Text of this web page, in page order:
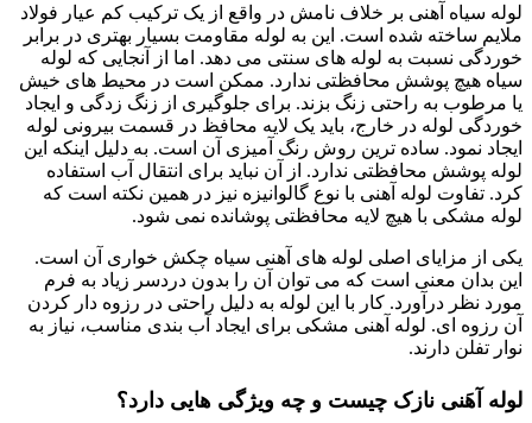
لوله سیاه آهنی بر خلاف نامش در واقع از یک ترکیب کم عیار فولاد
ملایم ساخته شده است. این به لوله مقاومت بسیار بهتری در برابر
خوردگی نسبت به لوله های سنتی می دهد. اما از آنجایی که لوله
سیاه هیچ پوشش محافظتی ندارد. ممکن است در محیط های خیش
یا مرطوب به راحتی زنگ بزند. برای جلوگیری از زنگ زدگی و ایجاد
خوردگی لوله در خارج، باید یک لایه محافظ در قسمت بیرونی لوله
ایجاد نمود. ساده ترین روش رنگ آمیزی آن است. به دلیل اینکه این
لوله پوشش محافظتی ندارد. از آن نباید برای انتقال آب استفاده
کرد. تفاوت لوله آهنی با نوع گالوانیزه نیز در همین نکته است که
لوله مشکی با هیچ لایه محافظتی پوشانده نمی شود.
یکی از مزایای اصلی لوله های آهنی سیاه چکش خواری آن است.
این بدان معنی است که می توان آن را بدون دردسر زیاد به فرم
مورد نظر درآورد. کار با این لوله به دلیل راحتی در رزوه دار کردن
آن رزوه ای. لوله آهنی مشکی برای ایجاد آب بندی مناسب، نیاز به
نوار تفلن دارند.
لوله آهَنی نازک چیست و چه ویژگی هایی دارد؟